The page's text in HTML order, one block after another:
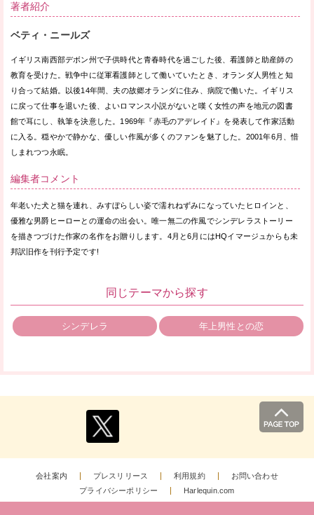
著者紹介
ベティ・ニールズ
イギリス南西部デボン州で子供時代と青春時代を過ごした後、看護師と助産師の
教育を受けた。戦争中に従軍看護師として働いていたとき、オランダ人男性と知
り合って結婚。以後14年間、夫の故郷オランダに住み、病院で働いた。イギリス
に戻って仕事を退いた後、よいロマンス小説がないと嘆く女性の声を地元の図書
館で耳にし、執筆を決意した。1969年『赤毛のアデレイド』を発表して作家活動
に入る。穏やかで静かな、優しい作風が多くのファンを魅了した。2001年6月、惜
しまれつつ永眠。
編集者コメント
年老いた犬と猫を連れ、みすぼらしい姿で濡れねずみになっていたヒロインと、
優雅な男爵ヒーローとの運命の出会い。唯一無二の作風でシンデレラストーリー
を描きつづけた作家の名作をお贈りします。4月と6月にはHQイマージュからも未
邦訳旧作を刊行予定です!
同じテーマから探す
シンデレラ 年上男性との恋
会社案内 プレスリリース 利用規約
お問い合わせ
プライバシーポリシー
Harlequin.com